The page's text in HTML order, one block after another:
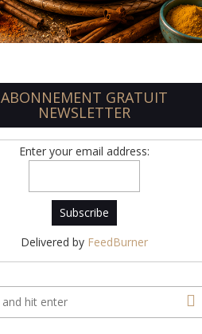
ABONNEMENT GRATUIT
NEWSLETTER
Enter your email address:
Delivered by FeedBurner